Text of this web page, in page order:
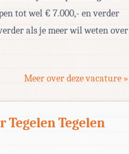
tot wel € 7.000,- en verder
als je meer wil weten over
Meer over deze vacature »
Tegelen